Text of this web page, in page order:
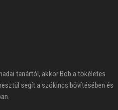
tanártól, akkor Bob a tökéletes
segít a szókincs bővítésében és